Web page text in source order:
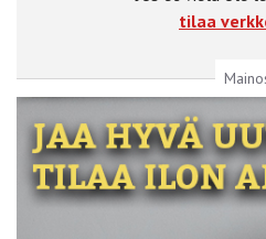
tilaa